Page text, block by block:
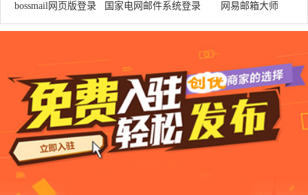
bossmail网页版登录 国家电网邮件系统登录 网易邮箱大师